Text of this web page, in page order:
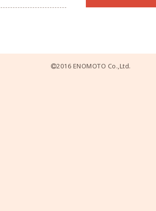
2016 ENOMOTO Co.,Ltd.